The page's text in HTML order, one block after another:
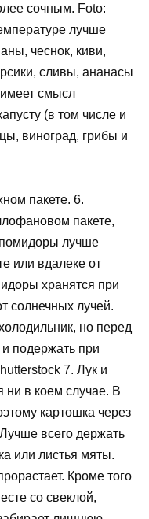
сочным. Foto:
лучше
чеснок, киви,
сливы, ананасы
смысл
(в том числе и
виноград, грибы и
пакете. 6.
пакете,
помидоры лучше
или вдалеке от
хранятся при
солнечных лучей.
но перед
подержать при
7. Лук и
ни в коем случае. В
картошка через
всего держать
или листья мяты.
Кроме того
со свеклой,